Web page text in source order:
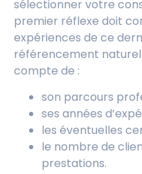
sélectionner votre
premier réflexe doit
expériences de ce
référencement
compte de :
son parcours
ses années
les éventuelles
le nombre de
prestations.